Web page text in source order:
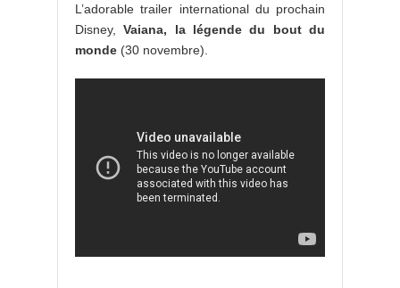
L’adorable trailer international du prochain
Disney,Vaiana, la légende du bout du
monde (30 novembre).